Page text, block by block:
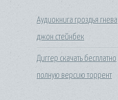
Аудиокнига гроздья гнева
джон стейнбек
Диггер скачать бесплатно
полную версию торрент